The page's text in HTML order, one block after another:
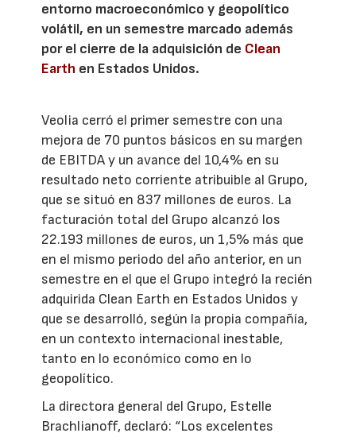
entorno macroeconómico y geopolítico
volátil, en un semestre marcado además
por el cierre de la adquisición de Clean
Earth en Estados Unidos.
Veolia cerró el primer semestre con una
mejora de 70 puntos básicos en su margen
de EBITDA y un avance del 10,4% en su
resultado neto corriente atribuible al Grupo,
que se situó en 837 millones de euros. La
facturación total del Grupo alcanzó los
22.193 millones de euros, un 1,5% más que
en el mismo periodo del año anterior, en un
semestre en el que el Grupo integró la recién
adquirida Clean Earth en Estados Unidos y
que se desarrolló, según la propia compañía,
en un contexto internacional inestable,
tanto en lo económico como en lo
geopolítico.
La directora general del Grupo, Estelle
Brachlianoff, declaró: “Los excelentes